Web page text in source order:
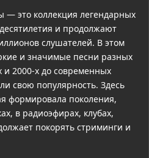
— это коллекция легендарных
и продолжают
слушателей. В этом
и значимые песни разных
и 2000-х до современных
свою популярность. Здесь
формировала поколения,
в радиоэфирах, клубах,
покорять стриминги и